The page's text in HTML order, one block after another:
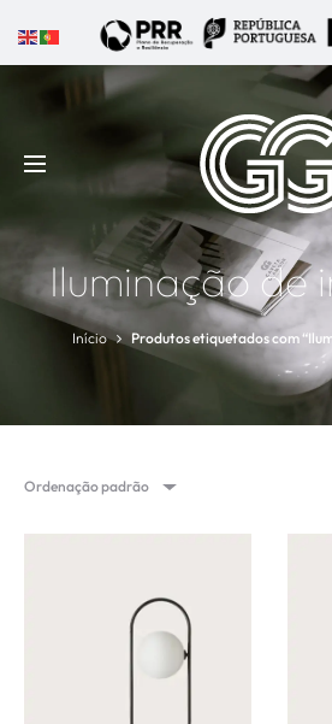
Iluminação de
Início Produtos etiquetados com
Ordenação padrão